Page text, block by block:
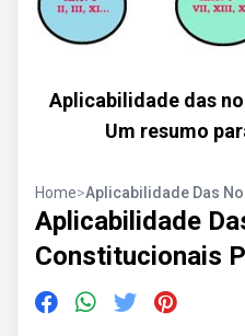
Aplicabilidade das
Um resumo
Home>Aplicabilidade Das
Aplicabilidade
Constitucionais